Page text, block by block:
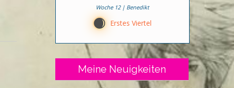
Woche 12 | Benedikt
C Erstes Viertel
Meine Neuigkeiten